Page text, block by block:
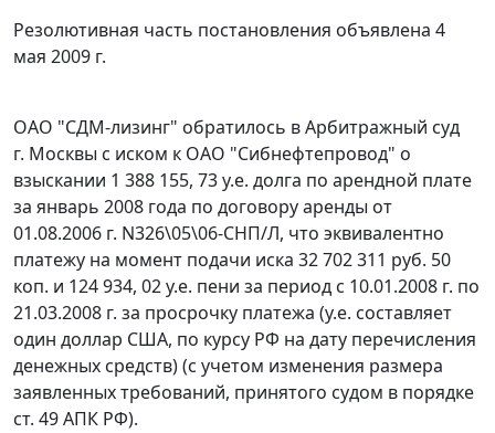
Резолютивная часть постановления объявлена 4
мая 2009 г.
ОАО "СДМ-лизинг" обратилось в Арбитражный суд
г. Москвы с иском к ОАО "Сибнефтепровод" о
взыскании 1 388 155, 73 у.е. долга по арендной плате
за январь 2008 года по договору аренды от
01.08.2006 г. N326\05\06-СНП/Л, что эквивалентно
платежу на момент подачи иска 32 702 311 руб. 50
коп. и 124 934, 02 у.е. пени за период с 10.01.2008 г. по
21.03.2008 г. за просрочку платежа (у.е. составляет
один доллар США, по курсу РФ на дату перечисления
денежных средств) (с учетом изменения размера
заявленных требований, принятого судом в порядке
ст. 49АПК РФ).